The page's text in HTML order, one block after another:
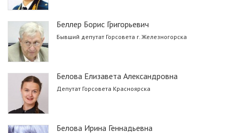
Беллер Борис Григорьевич
Бывший депутат Горсовета г. Железногорска
Белова Елизавета Александровна
Депутат Горсовета Красноярска
Белова Ирина Геннадьевна